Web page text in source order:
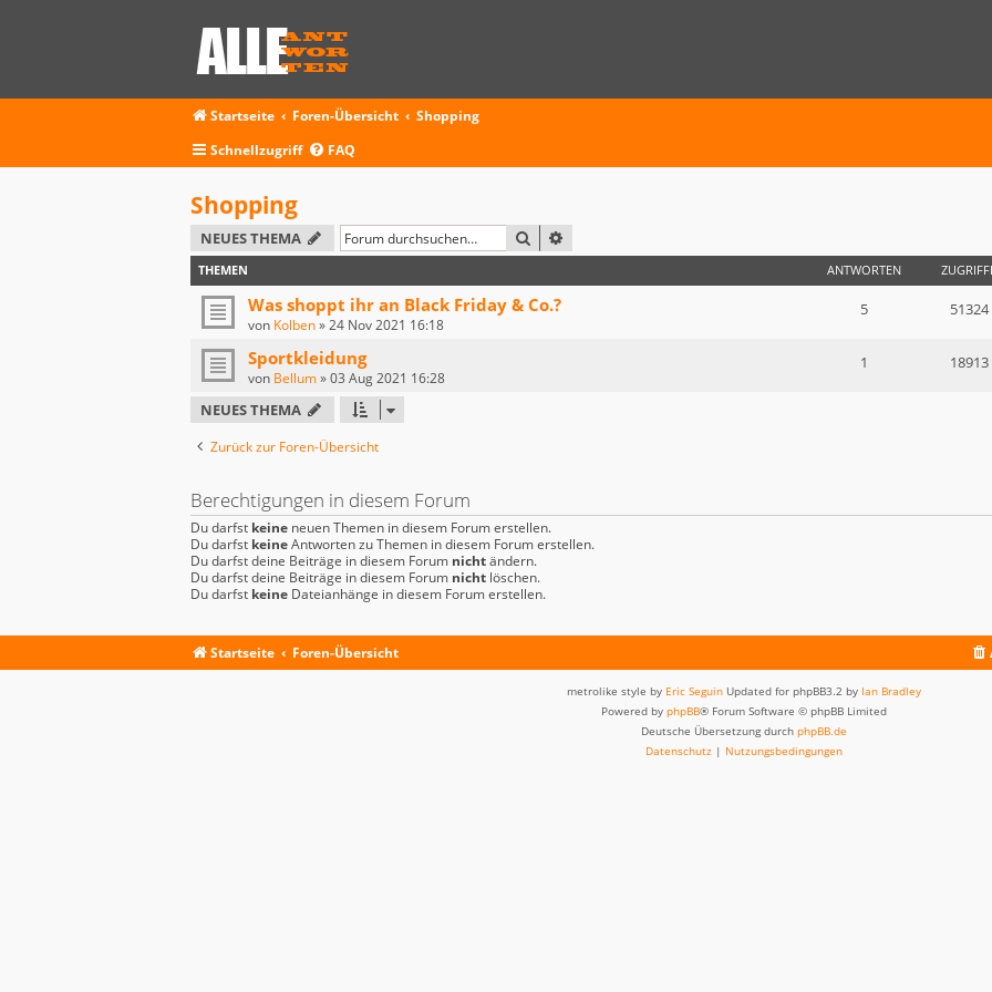
Startseite Foren-Übersicht
Shopping
Schnellzugriff
FAQ
Shopping
NEUES THEMA SUCHE
THEMEN ANTWORTEN
Was shoppt ihr an Black Friday & Co.?
von Kolben»24 Nov 2021 16:18
5 51324
Sportkleidung
von Bellum»03 Aug 2021 16:28
1 18913
NEUES THEMA
Zurück zur Foren-Übersicht
Berechtigungen in diesem Forum
Du darfst keine neuen Themen in diesem Forum erstellen.
Du darfst keineAntworten zu Themen in diesem Forum erstellen.
Du darfst deine Beiträge in diesem Forum nichtändern.
Du darfst deine Beiträge in diesem Forum nicht löschen.
Du darfst keine Dateianhänge in diesem Forum erstellen.
Startseite Foren-Übersicht
metrolike style by Eric Seguin Updated for phpBB3.2 by Ian Bradley
Powered by phpBB® Forum Software © phpBB Limited
Deutsche Übersetzung durch phpBB.de
Datenschutz | Nutzungsbedingungen